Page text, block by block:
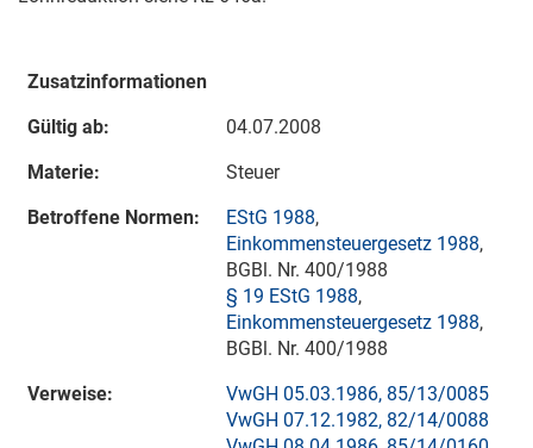
Zusatzinformationen
Gültig ab:
04.07.2008
Materie:
Steuer
Betroffene Normen:
EStG 1988,
Einkommensteuergesetz 1988,
BGBl. Nr. 400/1988
§ 19 EStG 1988,
Einkommensteuergesetz 1988,
BGBl. Nr. 400/1988
Verweise:
VwGH 05.03.1986, 85/13/0085
VwGH 07.12.1982, 82/14/0088